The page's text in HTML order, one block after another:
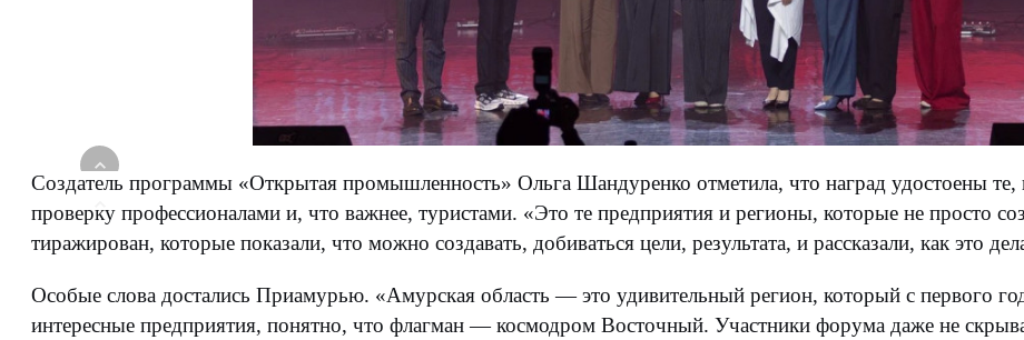
Создатель программы «Открытая промышленность» Ольга Шандуренко отметила, что наград удостоены те,
проверку профессионалами и, что важнее, туристами. «Это те предприятия и регионы, которые не просто
тиражирован, которые показали, что можно создавать, добиваться цели, результата, и рассказали, как это
Особые слова достались Приамурью. «Амурская область — это удивительный регион, который с первого
интересные предприятия, понятно, что флагман — космодром Восточный. Участники форума даже не